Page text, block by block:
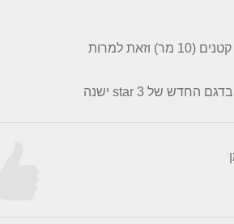
משתמש במאורר כחודש... לטעמי עוצמת הרוח סבירה בהחלט לחדרים קטנים (10 מר) וזאת למרות
נושא שהדאיג אותי בעקבות ביקורות קודמות הינו עוצמת התאורה... ובכן בדגם החדש של star 3 ישנה